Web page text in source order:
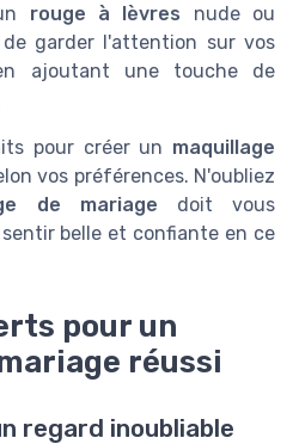
rouge à lèvres nude ou
de garder l'attention sur vos
ajoutant une touche de
pour créer un maquillage
vos préférences. N'oubliez
de mariage doit vous
belle et confiante en ce
pour un
réussi
regard inoubliable